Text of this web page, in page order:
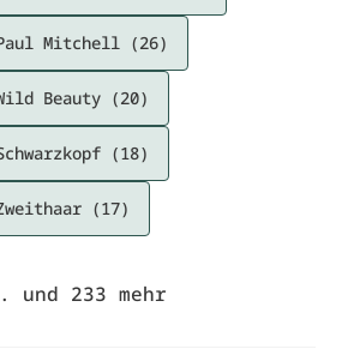
Mitchell (26)
Beauty (20)
(18)
(17)
und 233 mehr